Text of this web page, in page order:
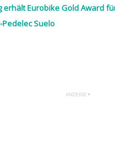
erhält Eurobike Gold Award
Suelo